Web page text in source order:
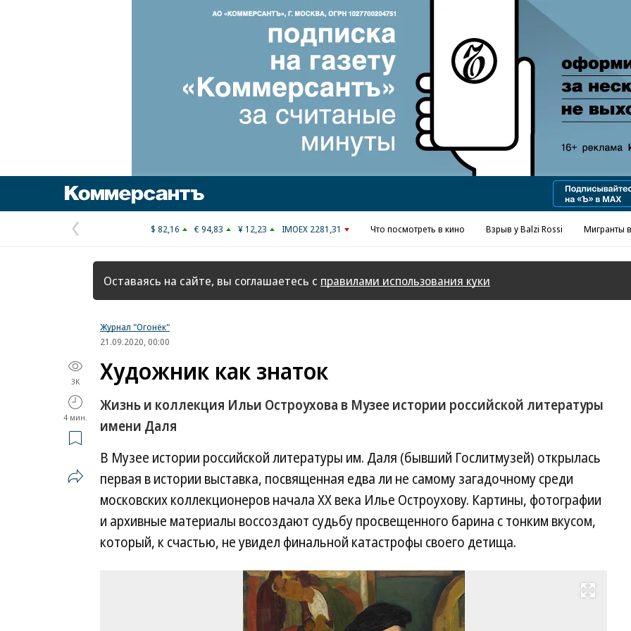
Реклама в «Ъ» www.kommersant.ru/ad
Предыдущая
страница
$ 82,16 € 94,83 ¥ 12,23 IMOEX 2281,31 Что посмотреть в кино Взрыв у Balzi Rossi Мигранты
Оставаясь на сайте, вы соглашаетесь с правилами использования куки
Журнал "Огонёк"
21.09.2020, 00:00
3K
4 мин.
Художник как знаток
Жизнь и коллекция Ильи Остроухова в Музее истории российской литературы
имени Даля
В Музее истории российской литературы им. Даля (бывший Гослитмузей) открылась
первая в истории выставка, посвященная едва ли не самому загадочному среди
московских коллекционеров начала ХХ века Илье Остроухову. Картины, фотографии
и архивные материалы воссоздают судьбу просвещенного барина с тонким вкусом,
который, к счастью, не увидел финальной катастрофы своего детища.
Развернуть на весь экран